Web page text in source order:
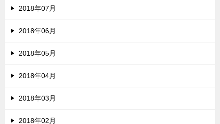
2018年07月
2018年06月
2018年05月
2018年04月
2018年03月
2018年02月